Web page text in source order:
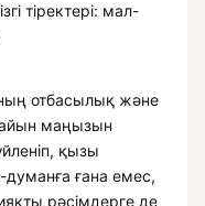
тіректері: мал-
отбасылық және
маңызын
қызы
ғана емес,
рәсімдерге де